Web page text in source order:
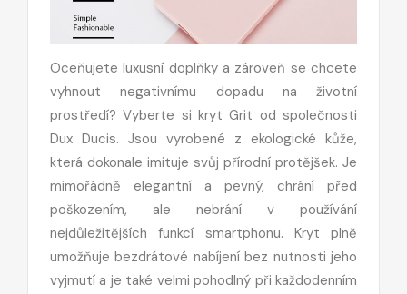
Oceňujete luxusní doplňky a zároveň se chcete
vyhnout negativnímu dopadu na životní
prostředí? Vyberte si kryt Grit od společnosti
Dux Ducis. Jsou vyrobené z ekologické kůže,
která dokonale imituje svůj přírodní protějšek. Je
mimořádně elegantní a pevný, chrání před
poškozením, ale nebrání v používání
nejdůležitějších funkcí smartphonu. Kryt plně
umožňuje bezdrátové nabíjení bez nutnosti jeho
vyjmutí a je také velmi pohodlný při každodenním